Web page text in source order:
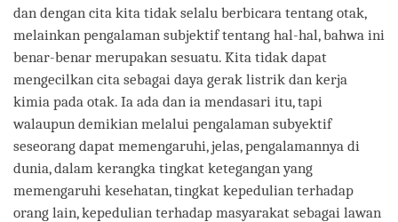
dan dengan cita kita tidak selalu berbicara tentang otak,
melainkan pengalaman subjektif tentang hal-hal, bahwa ini
benar-benar merupakan sesuatu. Kita tidak dapat
mengecilkan cita sebagai daya gerak listrik dan kerja
kimia pada otak. Ia ada dan ia mendasari itu, tapi
walaupun demikian melalui pengalaman subyektif
seseorang dapat memengaruhi, jelas, pengalamannya di
dunia, dalam kerangka tingkat ketegangan yang
memengaruhi kesehatan, tingkat kepedulian terhadap
orang lain, kepedulian terhadap masyarakat sebagai lawan